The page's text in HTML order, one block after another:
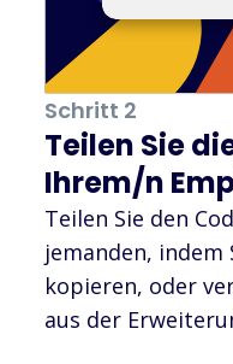
Schritt 2
Teilen Sie
Ihrem/n
Teilen Sie den
jemanden, indem
kopieren, oder
aus der